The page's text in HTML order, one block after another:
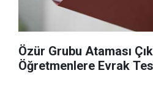
Özür Grubu Ataması
Öğretmenlere Evrak